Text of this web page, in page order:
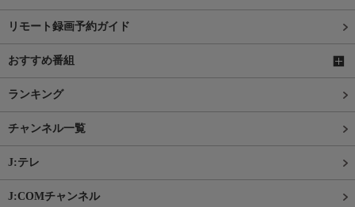
リモート録画予約ガイド
おすすめ番組
ランキング
チャンネル一覧
J:テレ
J:COMチャンネル